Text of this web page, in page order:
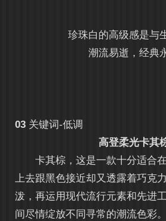
珍珠白的高级感是与
潮流易逝，经典
03 关键词-低调
高登柔光卡其
卡其棕，这是一款十分适合
上去跟黑色接近却又透露着巧克
泼，再运用现代流行元素和先进
间尽情绽放不同寻常的潮流色彩。